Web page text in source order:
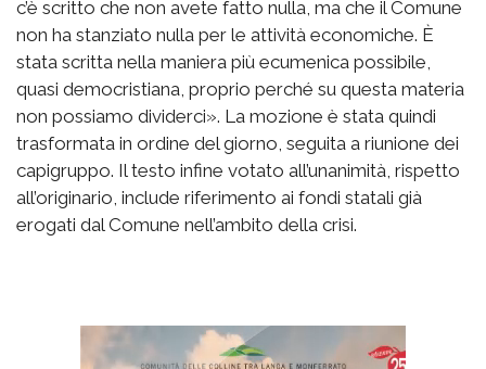
c’è scritto che non avete fatto nulla, ma che il Comune
non ha stanziato nulla per le attività economiche. È
stata scritta nella maniera più ecumenica possibile,
quasi democristiana, proprio perché su questa materia
non possiamo dividerci». La mozione è stata quindi
trasformata in ordine del giorno, seguita a riunione dei
capigruppo. Il testo infine votato all’unanimità, rispetto
all’originario, include riferimento ai fondi statali già
erogati dal Comune nell’ambito della crisi.